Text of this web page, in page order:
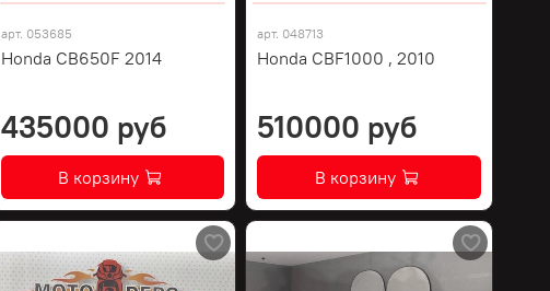
арт. 053685
Honda CB650F 2014
435000 руб
В корзину
арт. 048713
Honda CBF1000 , 2010
510000 руб
В корзину